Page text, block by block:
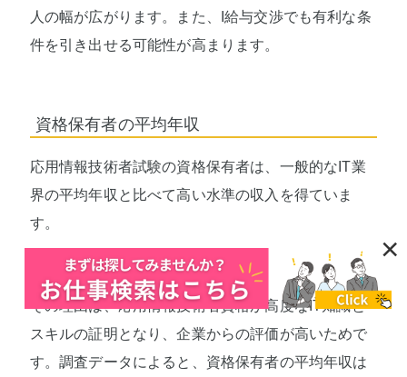
人の幅が広がります。また、I給与交渉でも有利な条
件を引き出せる可能性が高まります。
資格保有者の平均年収
応用情報技術者試験の資格保有者は、一般的なIT業
界の平均年収と比べて高い水準の収入を得ていま
す。
その理由は、応用情報技術者資格が高度なIT知識と
スキルの証明となり、企業からの評価が高いためで
す。調査データによると、資格保有者の平均年収は
×